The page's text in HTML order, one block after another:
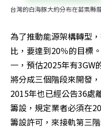
台灣的白海豚大約分布在苗栗縣
為了推動能源架構轉型
比，要達到20％的目標
一，預估2025年有3GW
將分成三個階段來開發
2015年也已經公告36處
籌設，規定業者必須在
籌設許可，來接軌第三